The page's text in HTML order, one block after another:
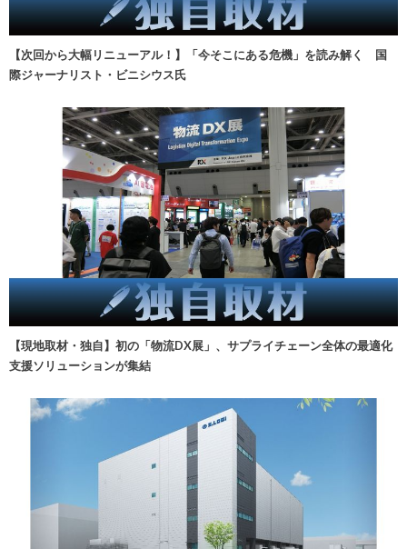
【次回から大幅リニューアル！】「今そこにある危機」を読み解く 国
際ジャーナリスト・ビニシウス氏
【現地取材・独自】初の「物流DX展」、サプライチェーン全体の最適化
支援ソリューションが集結